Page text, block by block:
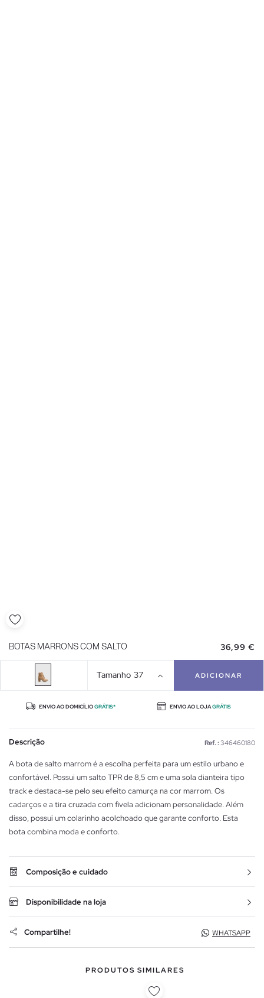
BOTAS MARRONS COM SALTO 36,99 €
Tamanho 37 ADICIONAR
ENVIO AO DOMICÍLIOGRÁTIS* ENVIO AO LOJAGRÁTIS
Descrição Ref. : 346460180
A bota de salto marrom é a escolha perfeita para um estilo urbano e
confortável. Possui um salto TPR de 8,5 cm e uma sola dianteira tipo
track e destaca-se pelo seu efeito camurça na cor marrom. Os
cadarços e a tira cruzada com fivela adicionam personalidade. Além
disso, possui um colarinho acolchoado que garante conforto. Esta
bota combina moda e conforto.
Composição e cuidado
Disponibilidade na loja
Compartilhe! WHATSAPP
PRODUTOS SIMILARES